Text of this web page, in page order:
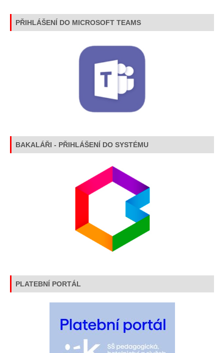
PŘIHLÁŠENÍ DO MICROSOFT TEAMS
BAKALÁŘI - PŘIHLÁŠENÍ DO SYSTÉMU
PLATEBNÍ PORTÁL